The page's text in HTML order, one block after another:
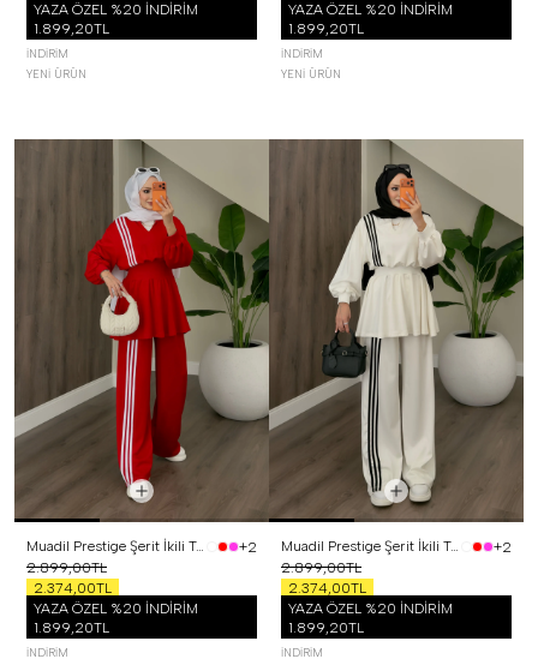
YAZA ÖZEL %20 İNDİRİM
1.899,20TL
İNDIRIM
YENI ÜRÜN
YAZA ÖZEL %20 İNDİRİM
1.899,20TL
İNDIRIM
YENI ÜRÜN
Muadil Prestige Şerit İkili Takım Kırmızı
+2
2.899,00TL
2.374,00TL
YAZA ÖZEL %20 İNDİRİM
1.899,20TL
İNDIRIM
Muadil Prestige Şerit İkili Takım Beyaz
+2
2.899,00TL
2.374,00TL
YAZA ÖZEL %20 İNDİRİM
1.899,20TL
İNDIRIM